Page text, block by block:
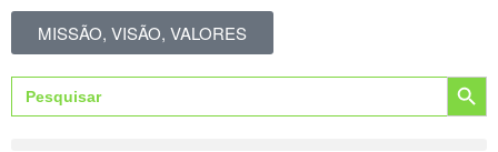
MISSÃO, VISÃO, VALORES
Search
for:
Search Button